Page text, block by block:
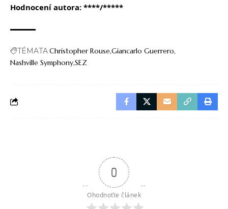
Hodnocení autora: ****/*****
TÉMATAChristopher RouseGiancarlo Guerrero
Nashville SymphonySEZ
0
Ohodnoťte článek